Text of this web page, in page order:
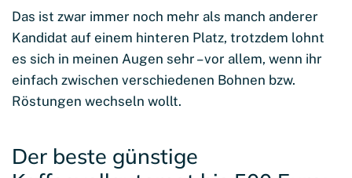
Das ist zwar immer noch mehr als manch anderer
Kandidat auf einem hinteren Platz, trotzdem lohnt
es sich in meinen Augen sehr – vor allem, wenn ihr
einfach zwischen verschiedenen Bohnen bzw.
Röstungen wechseln wollt.
Der beste günstige